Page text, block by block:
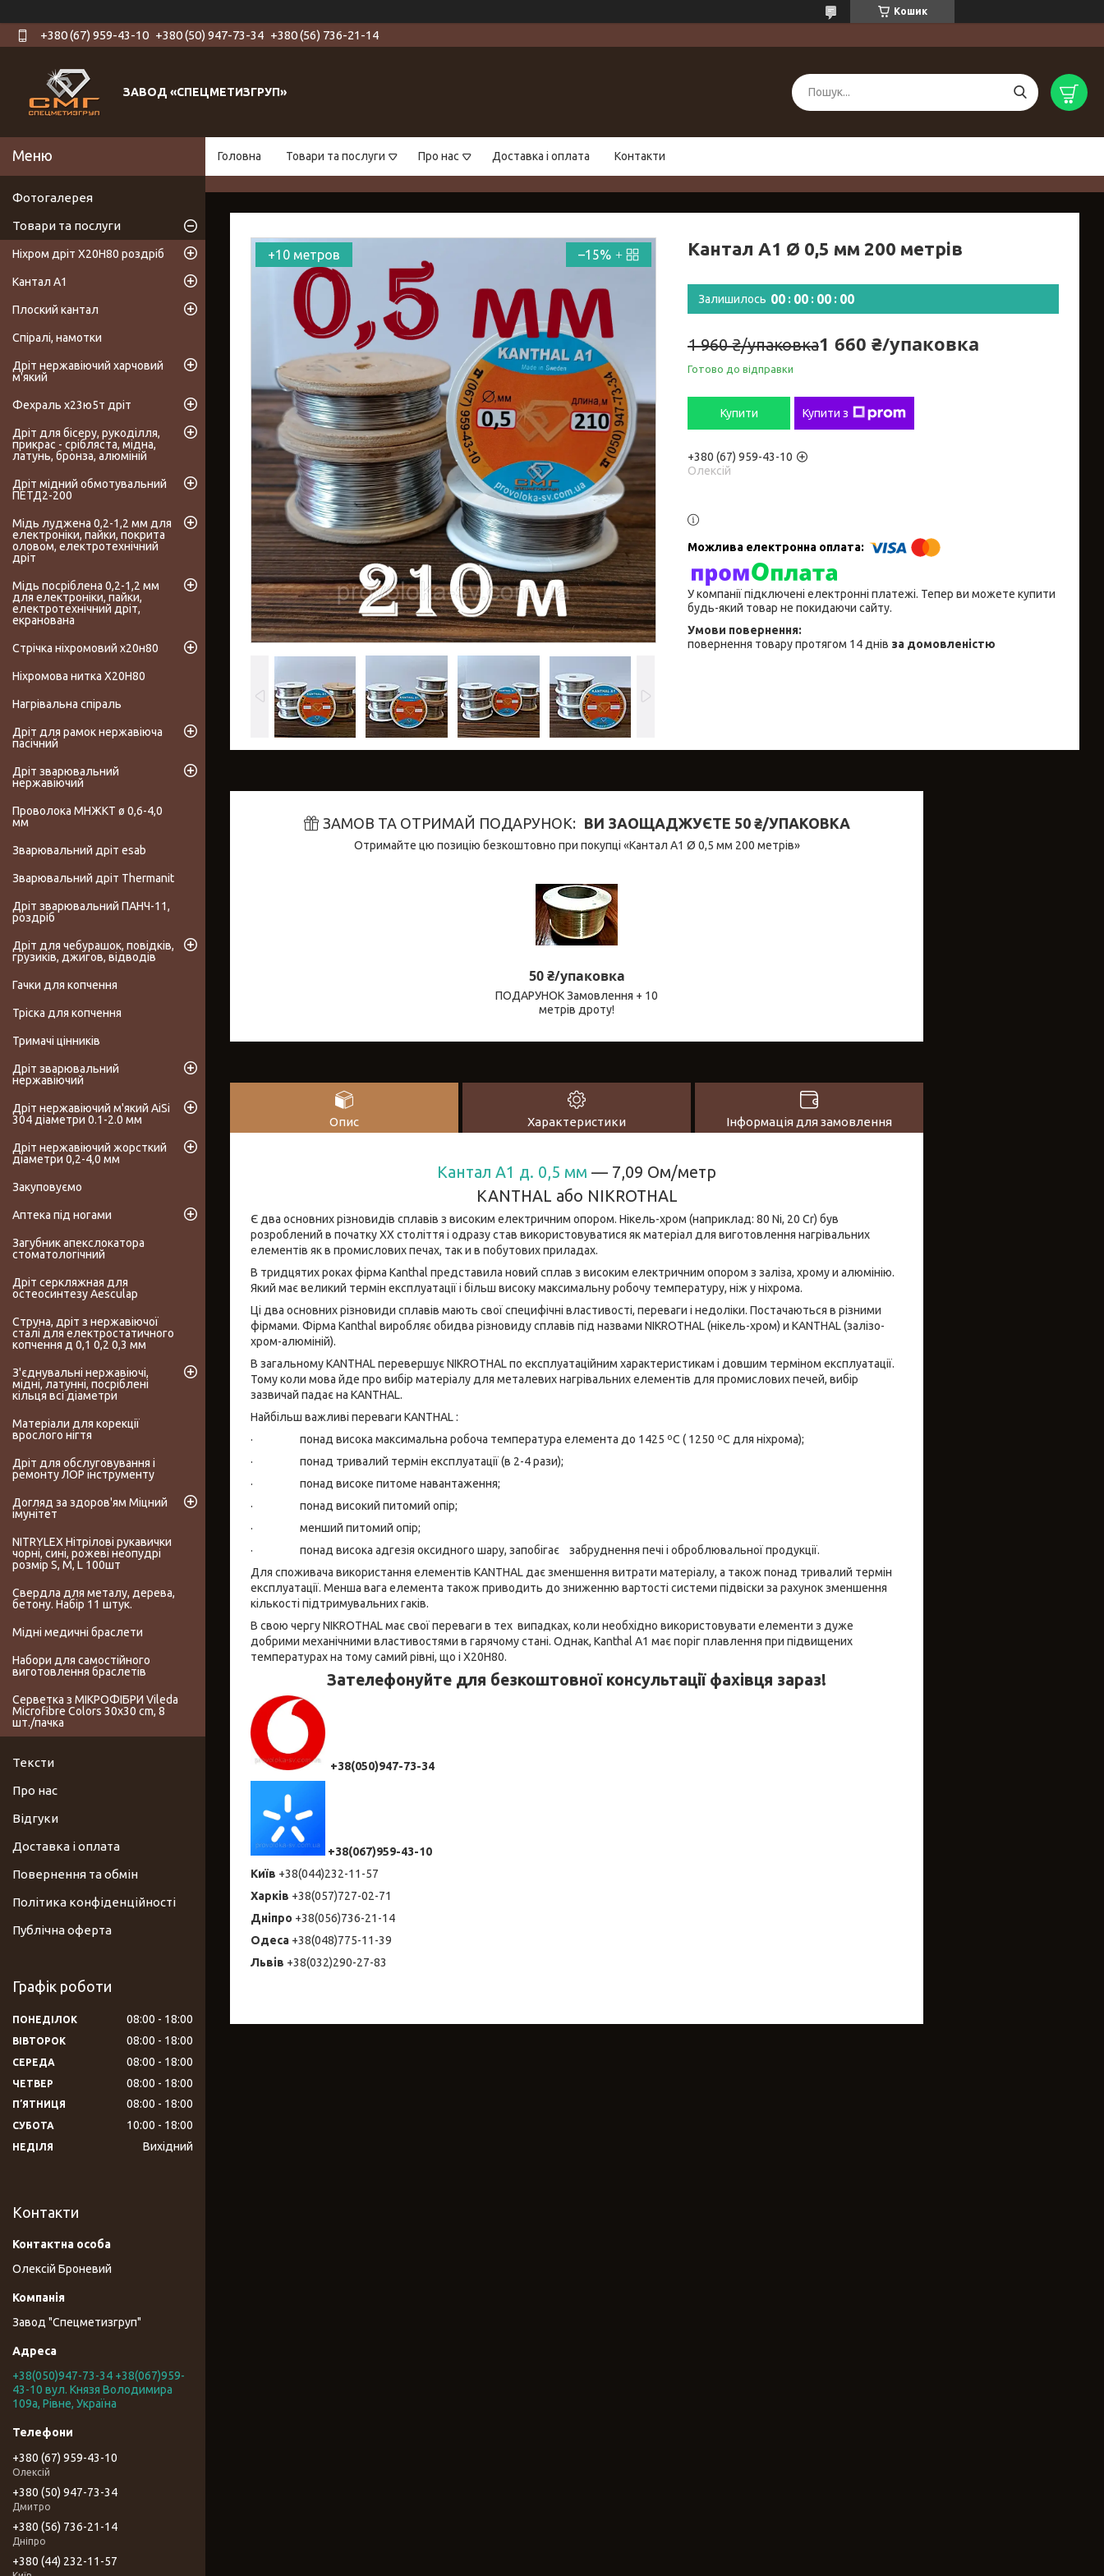
Кошик
+380 (67) 959-43-10 +380 (50) 947-73-34 +380 (56) 736-21-14
ЗАВОД «СПЕЦМЕТИЗГРУП»
Головна Товари та послуги Про нас Доставка і оплата Контакти
+10 метров –15% Кантал A1 Ø 0,5 мм 200 метрів
Залишилось 00 00 00 00
1 960 ₴/упаковка1 660 ₴/упаковка
Готово до відправки
Купити Купити з
+380 (67) 959-43-10
Олексій
У компанії підключені електронні платежі. Тепер ви можете купити
будь-який товар не покидаючи сайту.
повернення товару протягом 14 днів за домовленістю
ЗАМОВ ТА ОТРИМАЙ ПОДАРУНОК ВИ ЗАОЩАДЖУЄТЕ 50 ₴/УПАКОВКА
Отримайте цю позицію безкоштовно при покупці «Кантал A1 Ø 0,5 мм 200 метрів»
50 ₴/упаковка
ПОДАРУНОК Замовлення + 10
метрів дроту!
Опис Характеристики Інформація для замовлення
Кантал A1 д. 0,5 мм — 7,09 Ом/метр
KANTHAL або NIKROTHAL
Є два основних різновидів сплавів з високим електричним опором. Нікель-хром (наприклад: 80 Ni, 20 Cr) був
розроблений в початку ХХ століття і одразу став використовуватися як матеріал для виготовлення нагрівальних
елементів як в промислових печах, так и в побутових приладах.
В тридцятих роках фірма Kanthal представила новий сплав з високим електричним опором з заліза, хрому и алюмінію.
Який має великий термін експлуатації і більш високу максимальну робочу температуру, ніж у ніхрома.
Ці два основних різновиди сплавів мають свої специфічні властивості, переваги і недоліки. Постачаються в різними
фірмами. Фірма Kanthal виробляє обидва різновиду сплавів під назвами NIKROTHAL (нікель-хром) и KANTHAL (залізо-
хром-алюміній).
В загальному KANTHAL перевершує NIKROTHAL по експлуатаційним характеристикам і довшим терміном експлуатації.
Тому коли мова йде про вибір матеріалу для металевих нагрівальних елементів для промислових печей, вибір
зазвичай падає на KANTHAL.
Найбільш важливі переваги KANTHAL :
· понад висока максимальна робоча температура елемента до 1425 ºС ( 1250 ºС для ніхрома);
· понад тривалий термін експлуатації (в 2-4 рази);
· понад високе питоме навантаження;
· понад високий питомий опір;
· менший питомий опір;
· понад висока адгезія оксидного шару, запобігає забруднення печі і оброблювальної продукції.
Для споживача використання елементів KANTHAL дає зменшення витрати матеріалу, а також понад тривалий термін
експлуатації. Менша вага елемента також приводить до зниженню вартості системи підвіски за рахунок зменшення
кількості підтримувальних гаків.
В свою чергу NIKROTHAL має свої переваги в тех випадках, коли необхідно використовувати елементи з дуже
добрими механічними властивостями в гарячому стані. Однак, Kanthal A1 має поріг плавлення при підвищених
температурах на тому самий рівні, що і Х20Н80.
Зателефонуйте для безкоштовної консультації фахівця зараз!
+38(050)947-73-34
+38(067)959-43-10
Київ +38(044)232-11-57
Харків +38(057)727-02-71
Дніпро +38(056)736-21-14
Одеса +38(048)775-11-39
Львів +38(032)290-27-83
Фотогалерея
Товари та послуги
Ніхром дріт Х20Н80 роздріб
Кантал А1
Плоский кантал
Спіралі, намотки
Дріт нержавіючий харчовий
м'який
Фехраль х23ю5т дріт
Дріт для бісеру, рукоділля,
прикрас - срібляста, мідна,
латунь, бронза, алюміній
Дріт мідний обмотувальний
ПЕТД2-200
Мідь луджена 0,2-1,2 мм для
електроніки, пайки, покрита
оловом, електротехнічний
дріт
Мідь посріблена 0,2-1,2 мм
для електроніки, пайки,
електротехнічний дріт,
екранована
Стрічка ніхромовий х20н80
Ніхромова нитка Х20Н80
Нагрівальна спіраль
Дріт для рамок нержавіюча
пасічний
Дріт зварювальний
нержавіючий
Проволока МНЖКТ ø 0,6-4,0
мм
Зварювальний дріт esab
Зварювальний дріт Thermanit
Дріт зварювальний ПАНЧ-11,
роздріб
Дріт для чебурашок, повідків,
грузиків, джигов, відводів
Гачки для копчення
Тріска для копчення
Тримачі цінників
Дріт зварювальний
нержавіючий
Дріт нержавіючий м'який AiSi
304 діаметри 0.1-2.0 мм
Дріт нержавіючий жорсткий
діаметри 0,2-4,0 мм
Закуповуємо
Аптека під ногами
Загубник апекслокатора
стоматологічний
Дріт серкляжная для
остеосинтезу Aesculap
Струна, дріт з нержавіючої
сталі для електростатичного
копчення д 0,1 0,2 0,3 мм
З'єднувальні нержавіючі,
мідні, латунні, посріблені
кільця всі діаметри
Матеріали для корекції
врослого нігтя
Дріт для обслуговування і
ремонту ЛОР інструменту
Догляд за здоров'ям Міцний
імунітет
NITRYLEX Нітрілові рукавички
чорні, сині, рожеві неопудрі
розмір S, M, L 100шт
Свердла для металу, дерева,
бетону. Набір 11 штук.
Мідні медичні браслети
Набори для самостійного
виготовлення браслетів
Серветка з МІКРОФІБРИ Vileda
Microfibre Colors 30x30 cm, 8
шт./пачка
Тексти
Про нас
Відгуки
Доставка і оплата
Повернення та обмін
Політика конфіденційності
Публічна оферта
Графік роботи
ПОНЕДІЛОК 08:00 18:00
ВІВТОРОК 08:00 18:00
СЕРЕДА 08:00 18:00
ЧЕТВЕР 08:00 18:00
ПʼЯТНИЦЯ 08:00 18:00
СУБОТА 10:00 18:00
НЕДІЛЯ Вихідний
Контакти
Олексій Броневий
Завод "Спецметизгруп"
+38(050)947-73-34 +38(067)959-
43-10 вул. Князя Володимира
109а, Рівне, Україна
+380 (67) 959-43-10
Олексій
+380 (50) 947-73-34
Дмитро
+380 (56) 736-21-14
Дніпро
+380 (44) 232-11-57